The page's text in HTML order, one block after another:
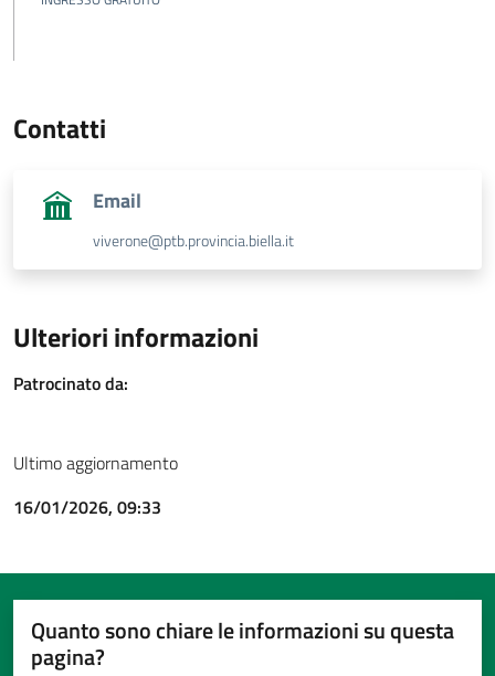
Contatti
Email
viverone@ptb.provincia.biella.it
Ulteriori informazioni
Patrocinato da:
Ultimo aggiornamento
16/01/2026, 09:33
Quanto sono chiare le informazioni su questa
pagina?